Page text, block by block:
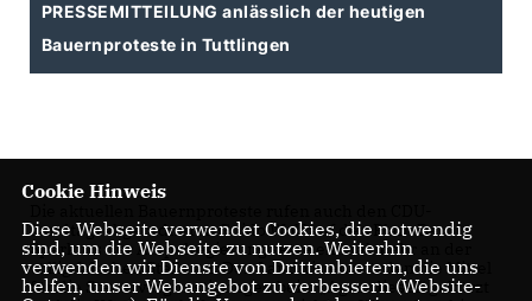
PRESSEMITTEILUNG anlässlich der heutigen
Bauernproteste in Tuttlingen
Landtagsabgeordneten Guido Wolf auf den Plan. Der
Sparkurs der Ampelregierung setze einmal mehr an der
völlig falschen Stelle an: Den Landwirten würden die Mittel
für die Steuervergünstigungen beim „Agrardiesel“ gekürzt
Cookie Hinweis
Diese Webseite verwendet Cookies, die notwendig
sind, um die Webseite zu nutzen. Weiterhin
verwenden wir Dienste von Drittanbietern, die uns
helfen, unser Webangebot zu verbessern (Website-